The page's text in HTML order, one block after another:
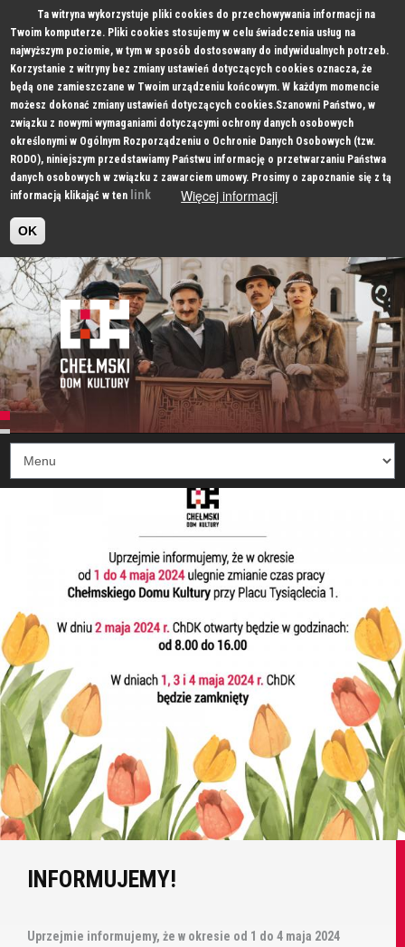
Ta witryna wykorzystuje pliki cookies do przechowywania informacji na
Twoim komputerze. Pliki cookies stosujemy w celu świadczenia usług na
najwyższym poziomie, w tym w sposób dostosowany do indywidualnych potrzeb.
Korzystanie z witryny bez zmiany ustawień dotyczących cookies oznacza, że
będą one zamieszczane w Twoim urządzeniu końcowym. W każdym momencie
możesz dokonać zmiany ustawień dotyczących cookies.Szanowni Państwo, w
związku z nowymi wymaganiami dotyczącymi ochrony danych osobowych
określonymi w Ogólnym Rozporządzeniu o Ochronie Danych Osobowych (tzw.
RODO), niniejszym przedstawiamy Państwu informację o przetwarzaniu Państwa
danych osobowych w związku z zawarciem umowy. Prosimy o zapoznanie się z tą
informacją klikająć w ten link Więcej informacji
OK
INFORMUJEMY!
Uprzejmie informujemy, że w okresie od 1 do 4 maja 2024